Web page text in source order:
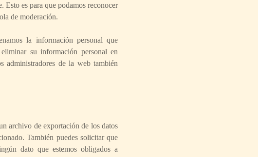
Esto es para que podamos reconocer
de moderación.
la información personal que
su información personal en
administradores de la web también
archivo de exportación de los datos
También puedes solicitar que
dato que estemos obligados a